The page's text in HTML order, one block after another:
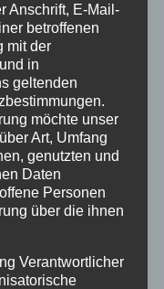
Anschrift, E-Mail-
betroffenen
mit der
in
geltenden
möchte unser
Art, Umfang
genutzten und
Daten
Personen
über die ihnen
Verantwortlicher